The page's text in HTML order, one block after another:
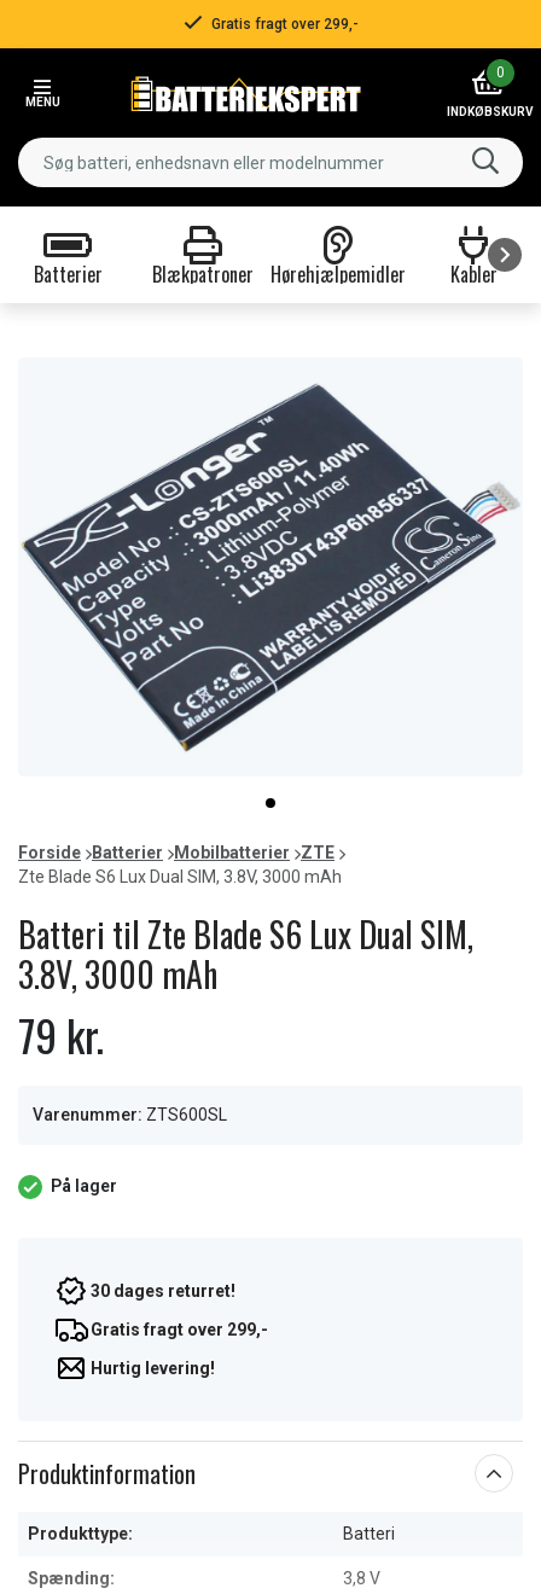
Gratis fragt over 299,-
MENU
0
INDKØBSKURV
Batterier Blækpatroner Hørehjælpemidler Kabler
item
0
of
1
Forside Batterier Mobilbatterier
ZTE
Zte Blade S6 Lux Dual SIM, 3.8V, 3000 mAh
Batteri til Zte Blade S6 Lux Dual SIM,
3.8V, 3000 mAh
79 kr.
Varenummer: ZTS600SL
På lager
30 dages returret!
Gratis fragt over 299,-
Hurtig levering!
Produktinformation
Produkttype: Batteri
Spænding: 3,8 V